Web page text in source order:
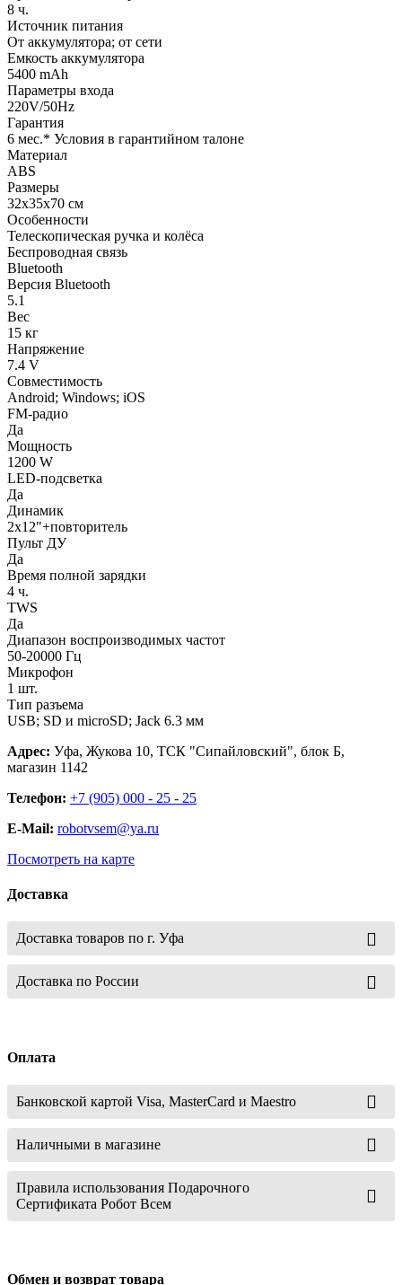
8 ч.
Источник питания
От аккумулятора; от сети
Емкость аккумулятора
5400 mAh
Параметры входа
220V/50Hz
Гарантия
6 мес.* Условия в гарантийном талоне
Материал
ABS
Размеры
32х35х70 см
Особенности
Телескопическая ручка и колёса
Беспроводная связь
Bluetooth
Версия Bluetooth
5.1
Вес
15 кг
Напряжение
7.4 V
Совместимость
Android; Windows; iOS
FM-радио
Да
Мощность
1200 W
LED-подсветка
Да
Динамик
2х12"+повторитель
Пульт ДУ
Да
Время полной зарядки
4 ч.
TWS
Да
Диапазон воспроизводимых частот
50-20000 Гц
Микрофон
1 шт.
Тип разъема
USB; SD и microSD; Jack 6.3 мм
Адрес: Уфа, Жукова 10, ТСК "Сипайловский", блок Б,
магазин 1142
Телефон: +7 (905) 000 - 25 - 25
E-Mail: robotvsem@ya.ru
Посмотреть на карте
Доставка
Доставка товаров по г. Уфа
Доставка по России
Оплата
Банковской картой Visa, MasterCard и Maestro
Наличными в магазине
Правила использования Подарочного
Сертификата Робот Всем
Обмен и возврат товара